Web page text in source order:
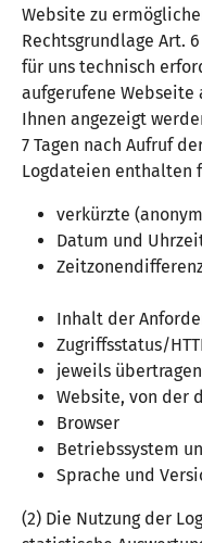
Website zu
Rechtsgrundlage Art.
für uns technisch
aufgerufene Webseite
Ihnen angezeigt
7 Tagen nach Aufruf
Logdateien enthalten
verkürzte
Datum und
Inhalt der
Zugriffsstatus/
jeweils
Website, von der
Browser
Betriebssystem
Sprache und
(2) Die Nutzung der